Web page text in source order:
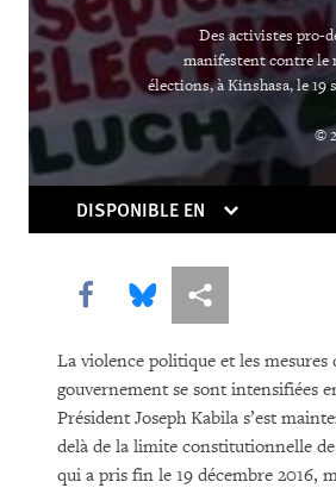
TÉLÉCHARGER
Des activistes pro-
manifestent contre le
élections, à Kinshasa, le 19
©
DISPONIBLE EN
Share this via Facebook
Share this via Bluesky
Share this via
La violence politique et les mesures
gouvernement se sont intensifiées
Président Joseph Kabila s’est
delà de la limite constitutionnelle
qui a pris fin le 19 décembre 2016,